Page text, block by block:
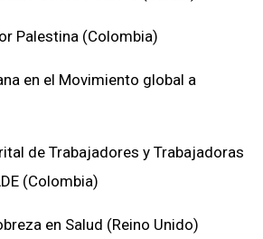
Palestina (Colombia)
en el Movimiento global a
de Trabajadores y Trabajadoras
(Colombia)
en Salud (Reino Unido)